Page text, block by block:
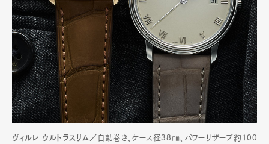
ヴィルレ ウルトラスリム／ 自動巻き、ケース径38㎜、パワーリザーブ約100